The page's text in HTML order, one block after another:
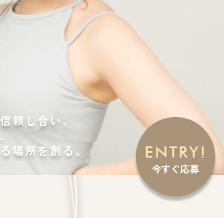
頼し合い、
場所を創る。
ENTRY!
今すぐ応募